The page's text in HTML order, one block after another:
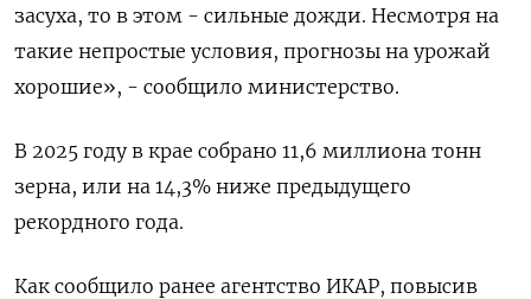
засуха, то ​в этом - сильные дожди. Несмотря на
‌такие непростые условия, прогнозы на урожай
хорошие», - сообщило министерство.
В 2025 году в ​крае ​собрано 11,6 ‌миллиона тонн
зерна, или на 14,3% ​ниже предыдущего
рекордного года.
Как сообщило ранее агентство ИКАР, повысив